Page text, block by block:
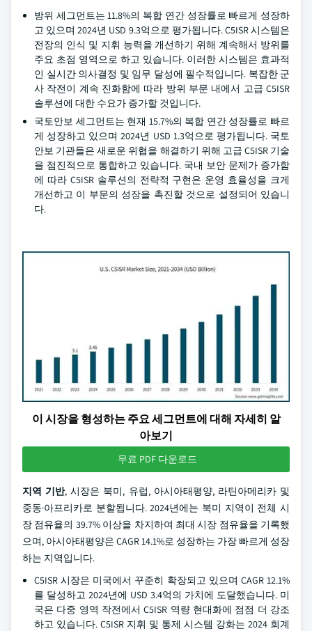
방위 세그먼트는 11.8%의 복합 연간 성장률로 빠르게 성장하
고 있으며 2024년 USD 9.3억으로 평가됩니다. C5ISR 시스템은
전장의 인식 및 지휘 능력을 개선하기 위해 계속해서 방위를
주요 초점 영역으로 하고 있습니다. 이러한 시스템은 효과적
인 실시간 의사결정 및 임무 달성에 필수적입니다. 복잡한 군
사 작전이 계속 진화함에 따라 방위 부문 내에서 고급 C5ISR
솔루션에 대한 수요가 증가할 것입니다.
국토안보 세그먼트는 현재 15.7%의 복합 연간 성장률로 빠르
게 성장하고 있으며 2024년 USD 1.3억으로 평가됩니다. 국토
안보 기관들은 새로운 위협을 해결하기 위해 고급 C5ISR 기술
을 점진적으로 통합하고 있습니다. 국내 보안 문제가 증가함
에 따라 C5ISR 솔루션의 전략적 구현은 운영 효율성을 크게
개선하고 이 부문의 성장을 촉진할 것으로 설정되어 있습니
다.
이 시장을 형성하는 주요 세그먼트에 대해 자세히 알
아보기
무료 PDF 다운로드
지역 기반, 시장은 북미, 유럽, 아시아태평양, 라틴아메리카 및
중동·아프리카로 분할됩니다. 2024년에는 북미 지역이 전체 시
장 점유율의 39.7% 이상을 차지하여 최대 시장 점유율을 기록했
으며, 아시아태평양은 CAGR 14.1%로 성장하는 가장 빠르게 성장
하는 지역입니다.
C5ISR 시장은 미국에서 꾸준히 확장되고 있으며 CAGR 12.1%
를 달성하고 2024년에 USD 3.4억의 가치에 도달했습니다. 미
국은 다중 영역 작전에서 C5ISR 역량 현대화에 점점 더 강조
하고 있습니다. C5ISR 지휘 및 통제 시스템 강화는 2024 회계